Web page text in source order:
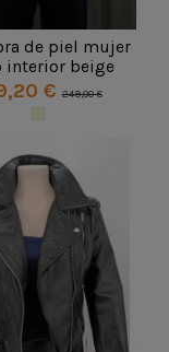
de piel mujer
interior beige
€249,00 €